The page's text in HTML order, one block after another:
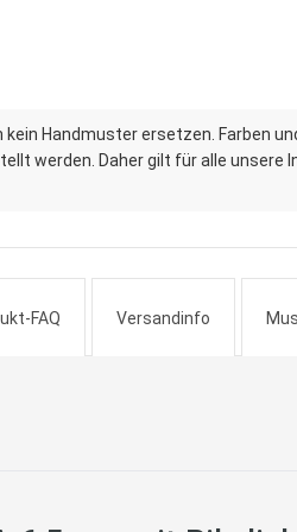
Handmuster ersetzen. Farben
werden. Daher gilt für alle unsere
FAQ Versandinfo